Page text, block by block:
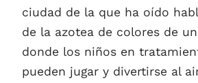
ciudad de la que ha oído
de la azotea de colores de
donde los niños en
pueden jugar y divertirse al